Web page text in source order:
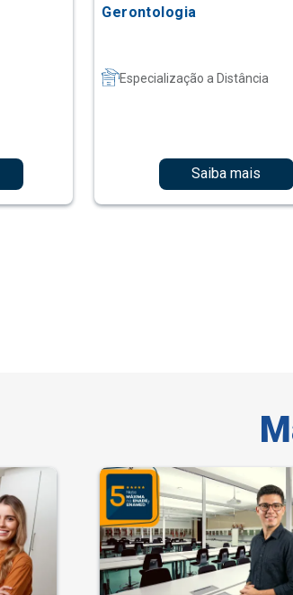
Gerontologia
Especialização a Distância
Saiba mais